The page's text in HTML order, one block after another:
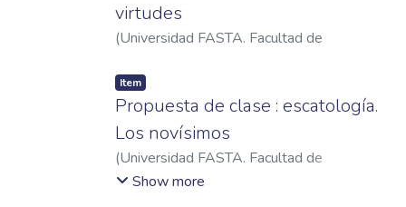
virtudes
(Universidad FASTA. Facultad de
Item
Propuesta de clase : escatología.
Los novísimos
(Universidad FASTA. Facultad de
Humanidades,
Show more